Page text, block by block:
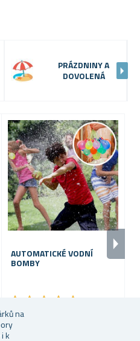
na
k
PRÁZDNINY A
DOVOLENÁ
AUTOMATICKÉ VODNÍ
BOMBY
★ ★ ★ ★ ★
★ ★ ★ ★ ★
Od 59 Kč
Skladem